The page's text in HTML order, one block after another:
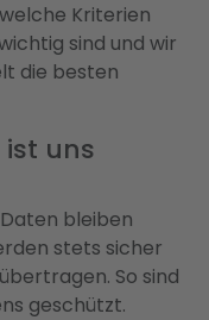
Kriterien
sind und wir
die besten
uns
bleiben
stets sicher
So sind
geschützt.